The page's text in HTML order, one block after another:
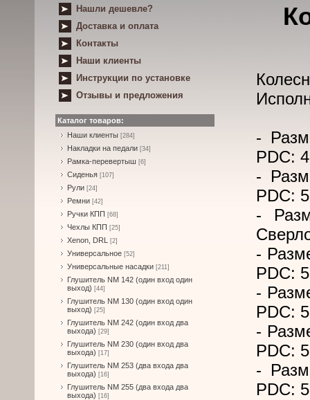
Нашли дешевле?
Доставка и оплата
Контакты
Наши клиенты
Инструкции по установке
Отзывы и предложения
Каталог товаров:
Наши клиенты [284]
Накладки на педали [34]
Рамка-перевертыш [6]
Сиденья [107]
Рули [24]
Ремни [42]
Ручки КПП [68]
Чехлы КПП [25]
Xenon, DRL [2]
Универсальное [52]
Универсальные насадки [211]
Глушитель NM 142 (один вход один
выход) [44]
Глушитель NM 130 (один вход один
выход) [25]
Глушитель NM 242 (один вход два
выхода) [29]
Глушитель NM 230 (один вход два
выхода) [17]
Глушитель NM 253 (два входа два
выхода) [16]
Глушитель NM 255 (два входа два
выхода) [16]
-
PDC:
-
PDC:
-
-
PDC:
-
PDC:
-
PDC:
-
PDC: